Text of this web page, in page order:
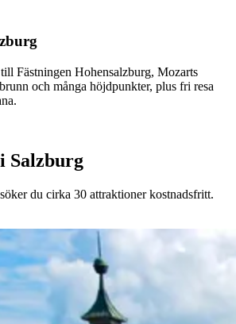
Fästningen Hohensalzburg, Mozarts
och många höjdpunkter, plus fri resa
Salzburg
du cirka 30 attraktioner kostnadsfritt.